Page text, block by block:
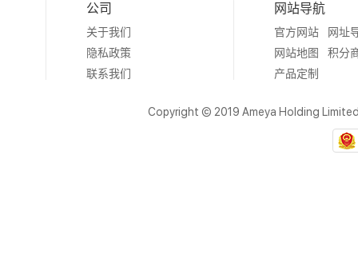
公司
关于我们
隐私政策
联系我们
网站导航
官方网站
网址
网站地图
积分
产品定制
Copyright © 2019 Ameya Holding